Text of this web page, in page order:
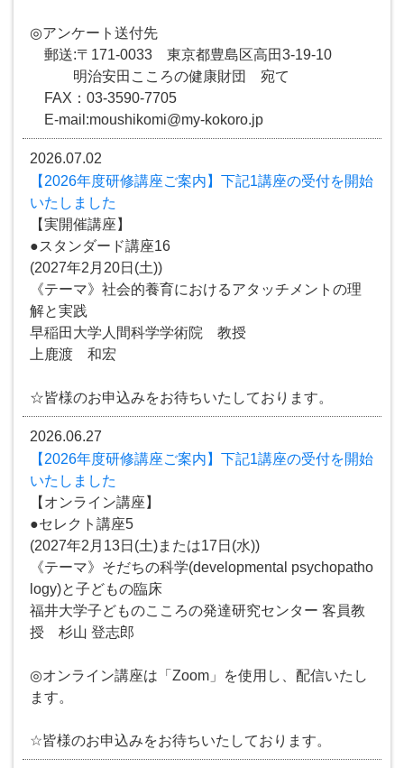
◎アンケート送付先
郵送:〒171-0033 東京都豊島区高田3-19-10
明治安田こころの健康財団 宛て
FAX：03-3590-7705
E-mail:moushikomi@my-kokoro.jp
2026.07.02
【2026年度研修講座ご案内】下記1講座の受付を開始
いたしました
【実開催講座】
●スタンダード講座16
(2027年2月20日(土))
《テーマ》社会的養育におけるアタッチメントの理
解と実践
早稲田大学人間科学学術院 教授
上鹿渡 和宏
☆皆様のお申込みをお待ちいたしております。
2026.06.27
【2026年度研修講座ご案内】下記1講座の受付を開始
いたしました
【オンライン講座】
●セレクト講座5
(2027年2月13日(土)または17日(水))
《テーマ》そだちの科学(developmental psychopatho
logy)と子どもの臨床
福井大学子どものこころの発達研究センター 客員教
授 杉山 登志郎
◎オンライン講座は「Zoom」を使用し、配信いたし
ます。
☆皆様のお申込みをお待ちいたしております。